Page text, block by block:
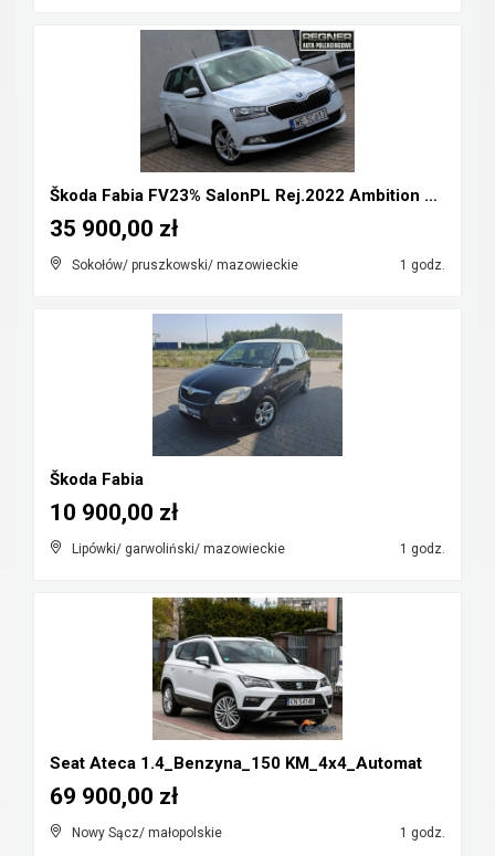
Škoda Fabia FV23% SalonPL Rej.2022 Ambition 1.0TSI...
Sokołów/ pruszkowski/ mazowieckie 1 godz.
35 900,00 zł
Škoda Fabia
Lipówki/ garwoliński/ mazowieckie 1 godz.
10 900,00 zł
Seat Ateca 1.4_Benzyna_150 KM_4x4_Automat
Nowy Sącz/ małopolskie 1 godz.
69 900,00 zł